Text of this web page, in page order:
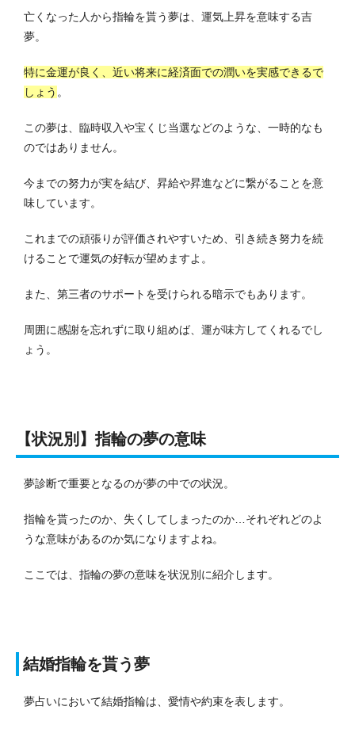
亡くなった人から指輪を貰う夢は、運気上昇を意味する吉
夢。
特に金運が良く、近い将来に経済面での潤いを実感できるで
しょう 。
この夢は、臨時収入や宝くじ当選などのような、一時的なも
のではありません。
今までの努力が実を結び、昇給や昇進などに繋がることを意
味しています。
これまでの頑張りが評価されやすいため、引き続き努力を続
けることで運気の好転が望めますよ。
また、第三者のサポートを受けられる暗示でもあります。
周囲に感謝を忘れずに取り組めば、運が味方してくれるでし
ょう。
【状況別】指輪の夢の意味
夢診断で重要となるのが夢の中での状況。
指輪を貰ったのか、失くしてしまったのか…それぞれどのよ
うな意味があるのか気になりますよね。
ここでは、指輪の夢の意味を状況別に紹介します。
結婚指輪を貰う夢
夢占いにおいて結婚指輪は、愛情や約束を表します。